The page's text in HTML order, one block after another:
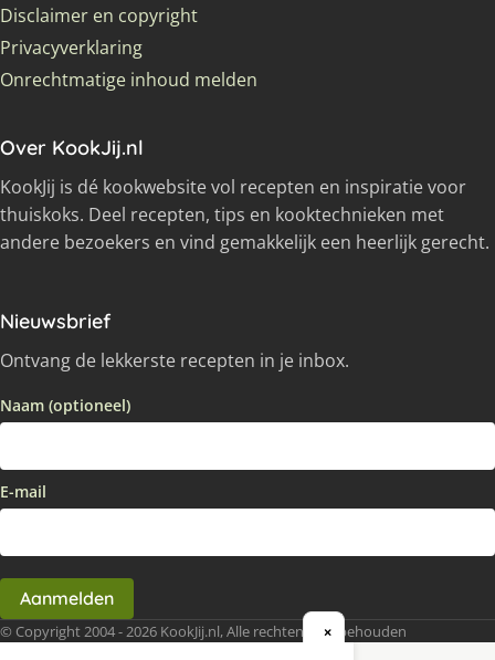
Disclaimer en copyright
Privacyverklaring
Onrechtmatige inhoud melden
Over KookJij.nl
KookJij is dé kookwebsite vol recepten en inspiratie voor
thuiskoks. Deel recepten, tips en kooktechnieken met
andere bezoekers en vind gemakkelijk een heerlijk gerecht.
Nieuwsbrief
Ontvang de lekkerste recepten in je inbox.
Naam (optioneel)
E-mail
Aanmelden
© Copyright 2004 - 2026 KookJij.nl, Alle rechten voorbehouden
×